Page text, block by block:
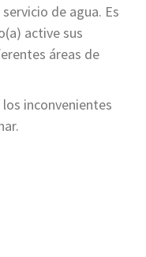
de agua. Es
active sus
áreas de
inconvenientes